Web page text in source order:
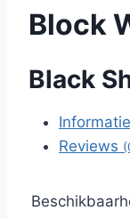
Block
Black
Informatie
Reviews